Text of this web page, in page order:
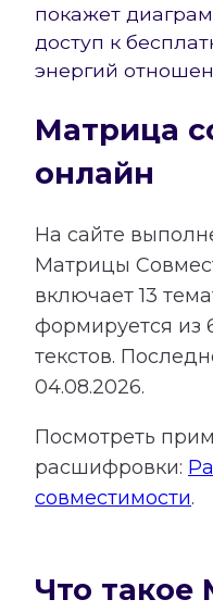
покажет
доступ к
энергий
Матрица
онлайн
На сайте
Матрицы
включает13
формируется из
текстов.
04.08.2026.
Посмотреть
расшифровки:
совместимости.
Что такое